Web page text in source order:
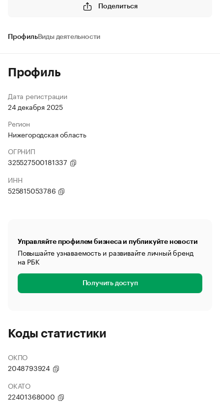
Поделиться
ПрофильВиды деятельности
Профиль
Дата регистрации
24 декабря 2025
Регион
Нижегородская область
ОГРНИП
325527500181337
ИНН
525815053786
Управляйте профилем бизнеса и публикуйте новости
Повышайте узнаваемость и развивайте личный бренд
на РБК
Получить доступ
Коды статистики
ОКПО
2048793924
ОКАТО
22401368000